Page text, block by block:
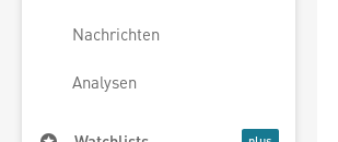
Nachrichten
Analysen